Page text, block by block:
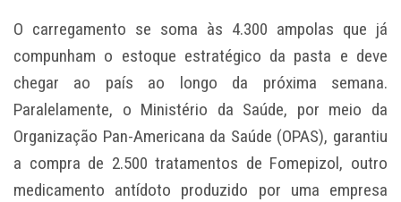
O carregamento se soma às 4.300 ampolas que já
compunham o estoque estratégico da pasta e deve
chegar ao país ao longo da próxima semana.
Paralelamente, o Ministério da Saúde, por meio da
Organização Pan-Americana da Saúde (OPAS), garantiu
a compra de 2.500 tratamentos de Fomepizol, outro
medicamento antídoto produzido por uma empresa